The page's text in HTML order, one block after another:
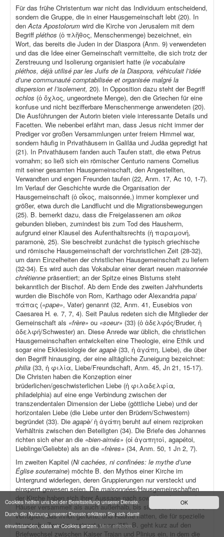
OK
Cookies helfen uns bei der Bereitstellung unserer Dienste.
Durch die Nutzung unserer Dienste erklären Sie sich damit
einverstanden, dass wir Cookies setzen.Mehr erfahren...
Für das frühe Christentum war nicht das Individuum entscheidend,
sondern die Gruppe, die in einer Hausgemeinschaft lebt (20). In
denActa Apostolorum wird die Kirche von Jerusalem mit dem
Begriff pléthos (ὁ πλῆθος, Menschenmenge) bezeichnet, ein
Wort, das bereits die Juden in der Diaspora (Anm. 9) verwendeten
und das die Idee einer Gemeinschaft vermittelte, die sich trotz der
Zerstreuung und Isolierung organisiert hatte (le vocabulaire
pléthos, déjà utilisé par les Juifs de la Diaspora, véhiculait l’idée
d’une communauté comptabilisée et organisée malgré la
dispersion et l’isolement, 20). In Opposition dazu steht der Begriff
ochlos (ὁ ὄχλος, ungeordnete Menge), den die Griechen für eine
konfuse und nicht bezifferbare Menschenmenge anwendeten (20).
Die Ausführungen der Autorin bieten viele interessante Details und
Facetten. Wie nebenbei erfährt man, dass Jesus nicht immer der
Prediger vor großen Versammlungen unter freiem Himmel war,
sondern häufig in Privathäusern in Galiläa und Judäa gepredigt hat
(21). In Privathäusern fanden auch Taufen statt, die etwa Petrus
vornahm; so ließ sich ein römischer Centurio namens Cornelius
mit seiner gesamten Hausgemeinschaft, den Angestellten,
Verwandten und engen Freunden taufen (22, Anm. 17, Ac 10, 1-7).
Im Verlauf der Geschichte wurde die Organisation der
Hausgemeinschaft (ὁ οἶκος, maisonnée,) immer komplexer und
größer, etwa durch die Landflucht und die Migrationsbewegungen
(25). B. bemerkt dazu, dass die Freigelassenen am oikos
gebunden blieben, zumindest bis zum Tod des Hausherrn,
aufgrund einer Klausel des Aufenthaltsrechts (ἡ παραμονή,
paramonè, 25). Sie beschreibt zunächst die typisch griechische
und römische Hausgemeinschaft der vorchristlichen Zeit (28-32),
um dann Einzelheiten der christlichen Hausgemeinschaft zu liefern
(32-34). Es wird auch das Vokabular einer derart neuen maisonnée
chrétienne präsentiert; an der Spitze eines Bistums steht
bekanntlich der Bischof. Ab dem Ende des zweiten Jahrhunderts
wurden die Bischöfe von Rom, Karthago oder Alexandria papa/
πάπας («pape», Vater) genannt (32, Anm. 41, Eusebios von
Caesarea H. e. 7, 7, 4). Seit Paulus redeten sich die Mitglieder der
Gemeinschaft als «frère» ou «soeur» (33) (ὁ ἀδελφός/Bruder, ἡ
ἀδελφή/Schwester) an. Diese Anrede war üblich, die christlichen
Hausgemeinschaften entwickelten eine Theologie, eine Ethik und
sogar eine Ekklesiologie deragapè (33, ἡ ἀγάπη, Liebe), die über
den Begriff hinausging, der eine alltägliche Zuneigung bezeichnet:
philia (33, ἡ φιλία, Liebe/Freundschaft, Anm. 45, Jn 21, 15-17).
Die Christen haben die Konzeption einer
brüderlichen/geschwisterlichen Liebe (ἡ φιλαδελφία,
philadelphia) auf eine enge Verbindung zwischen der
transzendentalen Dimension der Liebe (göttliche Liebe) und der
horizontalen Liebe (die Liebe unter den Brüdern/Schwestern)
begründet (33). Die agapè/ἡ ἀγάπη beruht auf einem reziproken
Verhältnis zwischen den Beteiligten (34). Die Briefe des Johannes
richten sich eher an die «bien-aimés» (οἱ ἀγαπητοί, agapétoi,
Lieblinge/Geliebte) als an die «frères» (34, Anm. 50, 1 Jn 2, 7).
Im zweiten Kapitel (Ni cachées, ni confinées: le mythe d’une
Église souterraine) möchte B. den Mythos einer Kirche im
Untergrund widerlegen, deren Gruppierungen nur versteckt und
einsperrt gewesen seien. Diemaisonnées/Hausgemeinschaften
der Kirche haben sich ihrer Aussage nach sowohl im Inneren der
Häuser versammelt als auch außerhalb, bis sie über ein Gebäude
verfügten, das ihnen gehörte, und Räume hatten, die für spezielle
liturgische Zwecke geeignet waren (35). B. geht kurz auf den
Briefwechsel zwischen Kaiser Trajan und Plinius ein, in dem die